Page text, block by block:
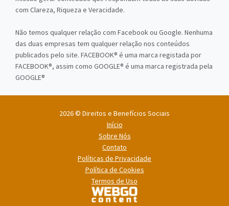
com Clareza, Riqueza e Veracidade.
Não temos qualquer relação com Facebook ou Google. Nenhuma
das duas empresas tem qualquer relação nos conteúdos
publicados pelo site. FACEBOOK® é uma marca registada por
FACEBOOK®, assim como GOOGLE® é uma marca registrada pela
GOOGLE®
2026 © Direitos e Benefícios Sociais
Início
Sobre Nós
Contato
Políticas de Privacidade
Política de Cookies
Termos de Uso